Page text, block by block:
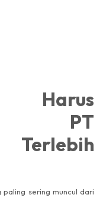
PT
sering muncul dari